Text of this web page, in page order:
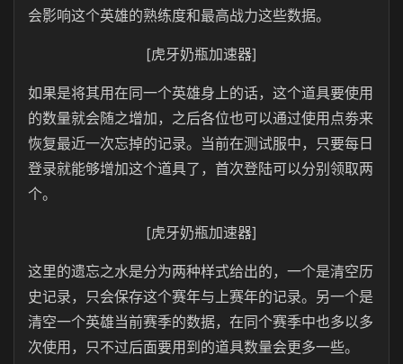
会影响这个英雄的熟练度和最高战力这些数据。
[虎牙奶瓶加速器]
如果是将其用在同一个英雄身上的话，这个道具要使用
的数量就会随之增加，之后各位也可以通过使用点劵来
恢复最近一次忘掉的记录。当前在测试服中，只要每日
登录就能够增加这个道具了，首次登陆可以分别领取两
个。
[虎牙奶瓶加速器]
这里的遗忘之水是分为两种样式给出的，一个是清空历
史记录，只会保存这个赛年与上赛年的记录。另一个是
清空一个英雄当前赛季的数据，在同个赛季中也多以多
次使用，只不过后面要用到的道具数量会更多一些。